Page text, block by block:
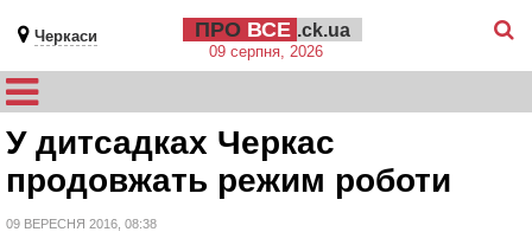
Черкаси ПРО ВСЕ .ck.ua
09 серпня, 2026
У дитсадках Черкас
продовжать режим роботи
09 ВЕРЕСНЯ 2016, 08:38